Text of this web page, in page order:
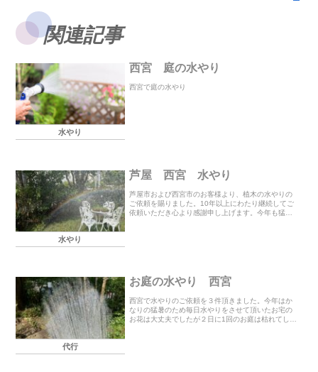
関連記事
水やり
西宮 庭の水やり
西宮で庭の水やり
水やり
芦屋 西宮 水やり
芦屋市および西宮市のお客様より、植木の水やりの
ご依頼を賜りました。10年以上にわたり継続してご
依頼いただき心より感謝申し上げます。今年も猛暑
代行
お庭の水やり 西宮
西宮で水やりのご依頼を３件頂きました。今年はか
なりの猛暑のため毎日水やりをさせて頂いたお宅の
お花は大丈夫でしたが２日に1回のお庭は枯れてしま